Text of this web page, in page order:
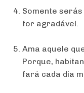
Somente
for agradável.
Ama aquele
Porque,
fará cada dia